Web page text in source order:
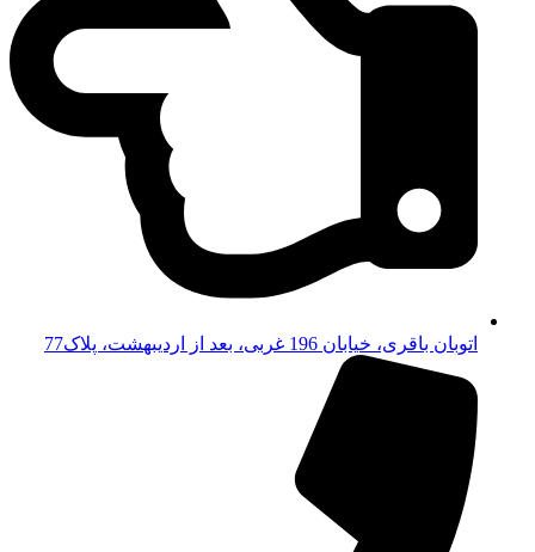
اتوبان باقری، خیابان 196 غربی، بعد از اردیبهشت، پلاک77